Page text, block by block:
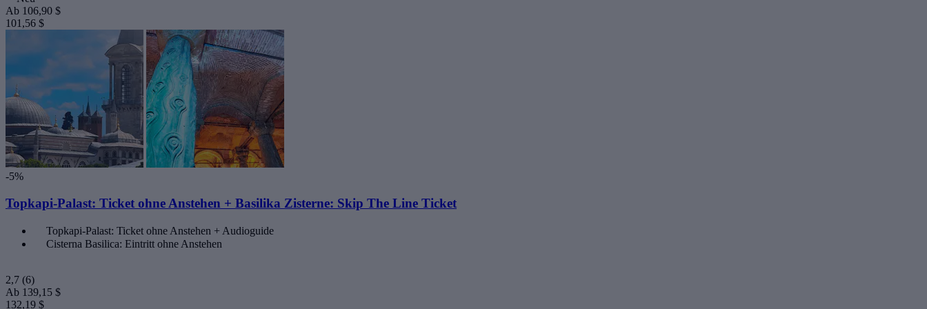
Ab 106,90 $
101,56 $
-5%
Topkapi-Palast: Ticket ohne Anstehen + Basilika Zisterne: Skip The Line Ticket
Topkapi-Palast: Ticket ohne Anstehen + Audioguide
Cisterna Basilica: Eintritt ohne Anstehen
2,7 (6)
Ab 139,15 $
132,19 $